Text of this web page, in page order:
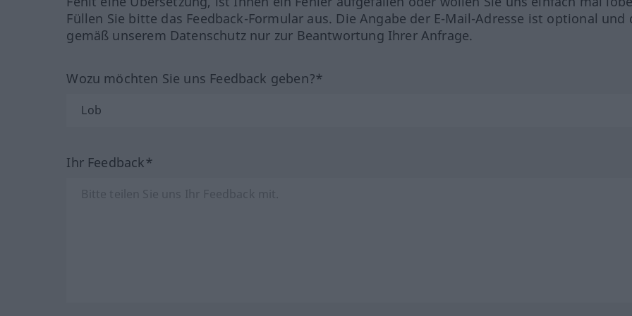
Füllen Sie bitte das Feedback-Formular aus. Die Angabe der E-Mail-Adresse ist optional und
gemäß unserem Datenschutz nur zur Beantwortung Ihrer Anfrage.
Wozu möchten Sie uns Feedback geben?*
Ihr Feedback*